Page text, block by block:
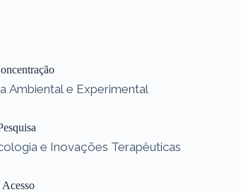
Ambiental e Experimental
e Inovações Terapêuticas